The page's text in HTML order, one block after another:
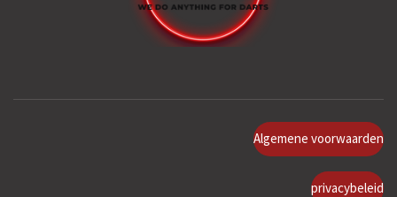
Algemene voorwaarden
privacybeleid